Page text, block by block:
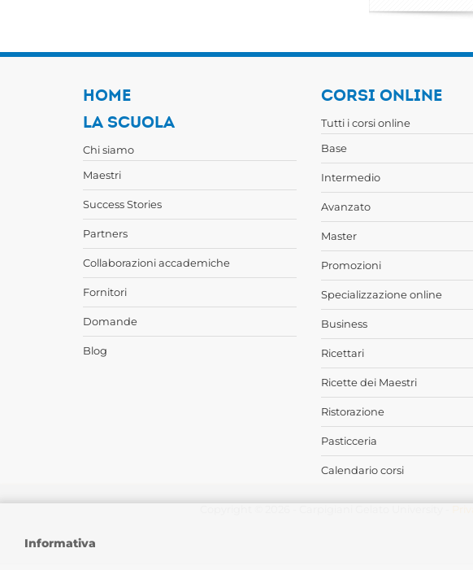
HOME
LA SCUOLA
Chi siamo
Maestri
Success Stories
Partners
Collaborazioni accademiche
Fornitori
Domande
Blog
CORSI ONLINE
Tutti i corsi online
Base
Intermedio
Avanzato
Master
Promozioni
Specializzazione online
Business
Ricettari
Ricette dei Maestri
Ristorazione
Pasticceria
Calendario corsi
Informativa